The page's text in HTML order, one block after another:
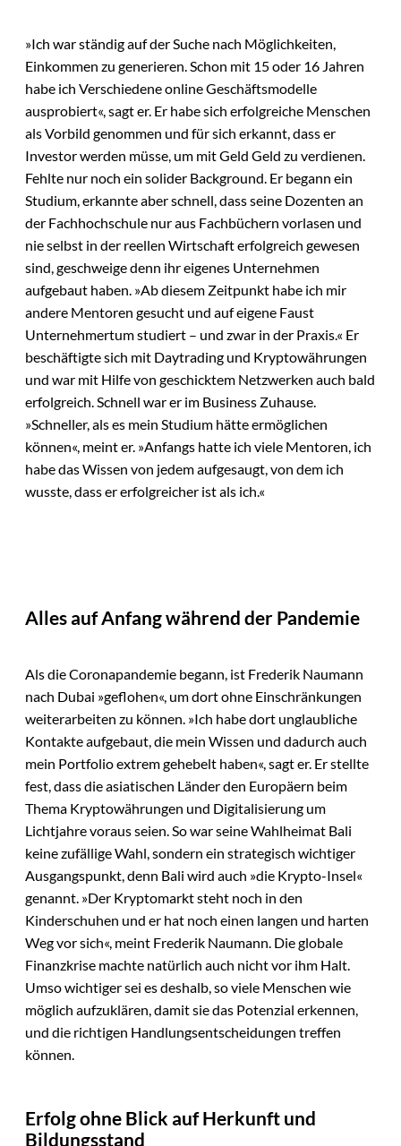
»Ich war ständig auf der Suche nach Möglichkeiten,
Einkommen zu generieren. Schon mit 15 oder 16 Jahren
habe ich Verschiedene online Geschäftsmodelle
ausprobiert«, sagt er. Er habe sich erfolgreiche Menschen
als Vorbild genommen und für sich erkannt, dass er
Investor werden müsse, um mit Geld Geld zu verdienen.
Fehlte nur noch ein solider Background. Er begann ein
Studium, erkannte aber schnell, dass seine Dozenten an
der Fachhochschule nur aus Fachbüchern vorlasen und
nie selbst in der reellen Wirtschaft erfolgreich gewesen
sind, geschweige denn ihr eigenes Unternehmen
aufgebaut haben. »Ab diesem Zeitpunkt habe ich mir
andere Mentoren gesucht und auf eigene Faust
Unternehmertum studiert – und zwar in der Praxis.« Er
beschäftigte sich mit Daytrading und Kryptowährungen
und war mit Hilfe von geschicktem Netzwerken auch bald
erfolgreich. Schnell war er im Business Zuhause.
»Schneller, als es mein Studium hätte ermöglichen
können«, meint er. »Anfangs hatte ich viele Mentoren, ich
habe das Wissen von jedem aufgesaugt, von dem ich
wusste, dass er erfolgreicher ist als ich.«
Alles auf Anfang während der Pandemie
Als die Coronapandemie begann, ist Frederik Naumann
nach Dubai »geflohen«, um dort ohne Einschränkungen
weiterarbeiten zu können. »Ich habe dort unglaubliche
Kontakte aufgebaut, die mein Wissen und dadurch auch
mein Portfolio extrem gehebelt haben«, sagt er. Er stellte
fest, dass die asiatischen Länder den Europäern beim
Thema Kryptowährungen und Digitalisierung um
Lichtjahre voraus seien. So war seine Wahlheimat Bali
keine zufällige Wahl, sondern ein strategisch wichtiger
Ausgangspunkt, denn Bali wird auch »die Krypto-Insel«
genannt. »Der Kryptomarkt steht noch in den
Kinderschuhen und er hat noch einen langen und harten
Weg vor sich«, meint Frederik Naumann. Die globale
Finanzkrise machte natürlich auch nicht vor ihm Halt.
Umso wichtiger sei es deshalb, so viele Menschen wie
möglich aufzuklären, damit sie das Potenzial erkennen,
und die richtigen Handlungsentscheidungen treffen
können.
Erfolg ohne Blick auf Herkunft und
Bildungsstand